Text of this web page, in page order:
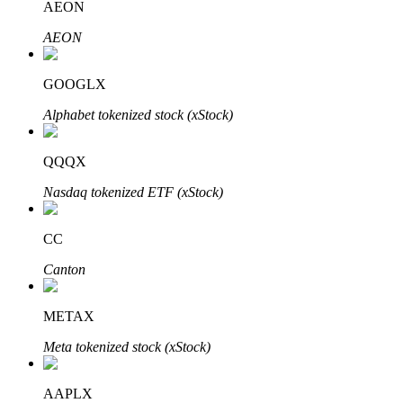
Blokady BTR
Ekskluzywne inwestycje dla posiadaczy BTR
Pożyczki
AEON
AEON
GOOGLX
Alphabet tokenized stock (xStock)
QQQX
Nasdaq tokenized ETF (xStock)
CC
Canton
METAX
Meta tokenized stock (xStock)
AAPLX